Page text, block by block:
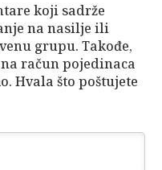
koji sadrže
na nasilje ili
grupu. Takođe,
račun pojedinaca
Hvala što poštujete